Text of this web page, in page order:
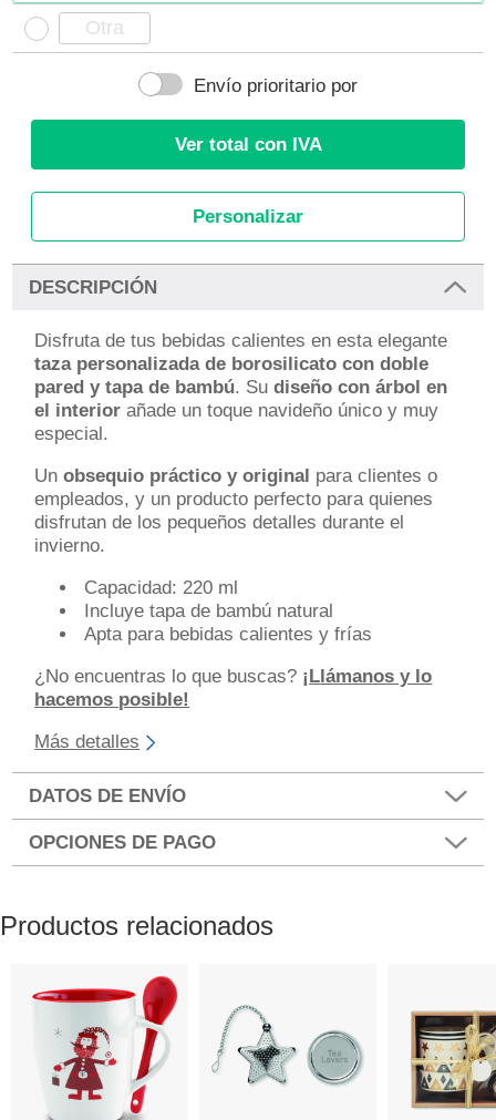
Envío prioritario por
Ver total con IVA
Personalizar
DESCRIPCIÓN
Disfruta de tus bebidas calientes en esta elegante
taza personalizada de borosilicato con doble
pared y tapa de bambú. Sudiseño con árbol en
el interior añade un toque navideño único y muy
especial.
Unobsequio práctico y original para clientes o
empleados, y un producto perfecto para quienes
disfrutan de los pequeños detalles durante el
invierno.
Capacidad: 220 ml
Incluye tapa de bambú natural
Apta para bebidas calientes y frías
¿No encuentras lo que buscas? ¡Llámanos y lo
hacemos posible!
Más detalles
DATOS DE ENVÍO
OPCIONES DE PAGO
Productos relacionados